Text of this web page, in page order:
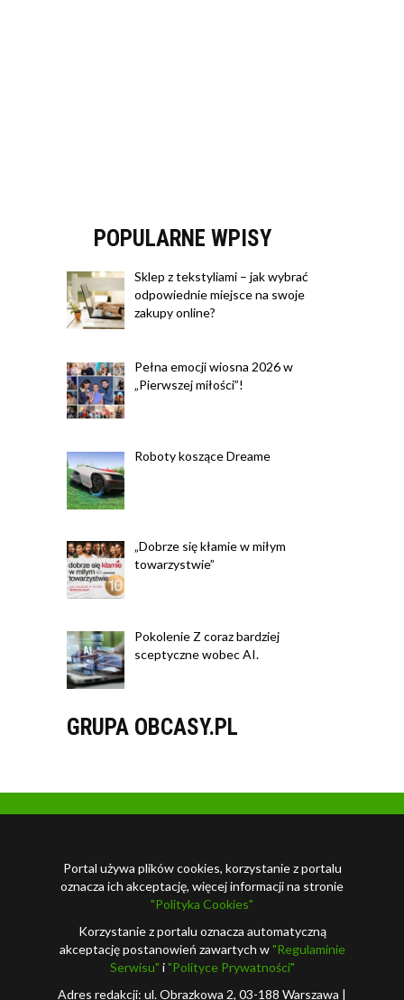
POPULARNE WPISY
Sklep z tekstyliami – jak wybrać
odpowiednie miejsce na swoje
zakupy online?
Pełna emocji wiosna 2026 w
„Pierwszej miłości”!
Roboty koszące Dreame
„Dobrze się kłamie w miłym
towarzystwie”
Pokolenie Z coraz bardziej
sceptyczne wobec AI.
GRUPA OBCASY.PL
Portal używa plików cookies, korzystanie z portalu
oznacza ich akceptację, więcej informacji na stronie
"Polityka Cookies"
Korzystanie z portalu oznacza automatyczną
akceptację postanowień zawartych w"Regulaminie
Serwisu" i"Polityce Prywatności"
Adres redakcji: ul. Obrazkowa 2, 03-188 Warszawa |